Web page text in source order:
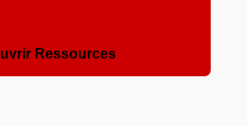
Ressources